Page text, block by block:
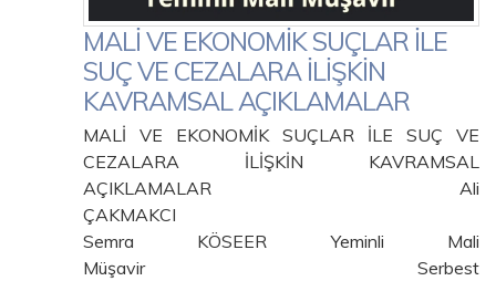
MALİ VE EKONOMİK SUÇLAR İLE
SUÇ VE CEZALARA İLİŞKİN
KAVRAMSAL AÇIKLAMALAR
MALİ VE EKONOMİK SUÇLAR İLE SUÇ VE
CEZALARA İLİŞKİN KAVRAMSAL
AÇIKLAMALAR Ali
ÇAKMAKCI
Semra KÖSEER Yeminli Mali
Müşavir Serbest